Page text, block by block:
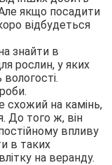
якщо посадити
відбудеться
знайти в
рослин, у яких
схожий на камінь,
До того ж, він
впливу
в таких
на веранду.